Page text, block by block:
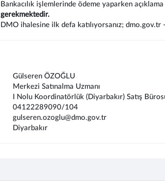
Bankacılık işlemlerinde ödeme yaparken
gerekmektedir.
DMO ihalesine ilk defa katılıyorsanız;
Gülseren ÖZOĞLU
Merkezi Satınalma Uzmanı
I Nolu Koordinatörlük (Diyarbakır) Satış
04122289090/104
gulseren.ozoglu@dmo.gov.tr
Diyarbakır